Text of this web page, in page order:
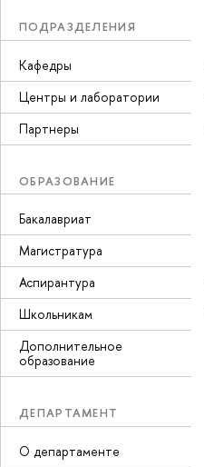
ПОДРАЗДЕЛЕНИЯ
Кафедры
Центры и лаборатории
Партнеры
ОБРАЗОВАНИЕ
Бакалавриат
Магистратура
Аспирантура
Школьникам
Дополнительное
образование
ДЕПАРТАМЕНТ
О департаменте